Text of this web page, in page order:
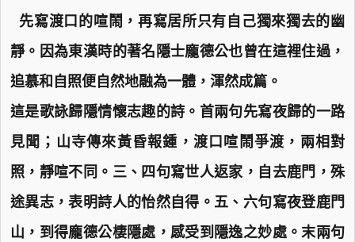
先寫渡口的喧鬧，再寫居所只有自己獨來獨去的幽
靜。因為東漢時的著名隱士龐德公也曾在這裡住過，
追慕和自照便自然地融為一體，渾然成篇。
這是歌詠歸隱情懷志趣的詩。首兩句先寫夜歸的一路
見聞；山寺傳來黃昏報鍾，渡口喧鬧爭渡，兩相對
照，靜喧不同。三、四句寫世人返家，自去鹿門，殊
途異志，表明詩人的怡然自得。五、六句寫夜登鹿門
山，到得龐德公棲隱處，感受到隱逸之妙處。末兩句